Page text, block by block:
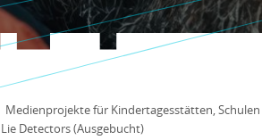
Medienprojekte für Kindertagesstätten,
Detectors (Ausgebucht)